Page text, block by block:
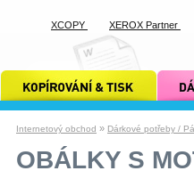
Internetový obchod » Dárkové potřeby /
OBÁLKY S
kopírování a tisk xcopy dárkové
XCOPY XEROX Partner